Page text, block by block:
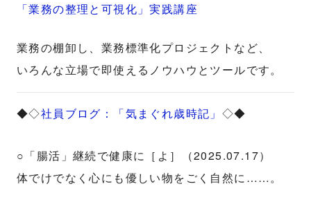
「業務の整理と可視化」実践講座
業務の棚卸し、業務標準化プロジェクトなど、
いろんな立場で即使えるノウハウとツールです。
◆◇社員ブログ：「気まぐれ歳時記」 ◇◆
○「腸活」継続で健康に［よ］（2025.07.17）
体でけでなく心にも優しい物をごく自然に……。